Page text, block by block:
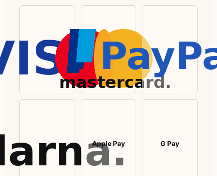
Apple Pay G Pay